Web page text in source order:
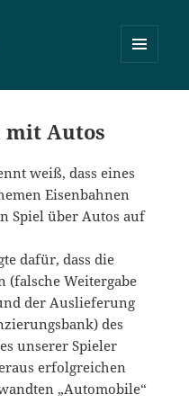
mit Autos
weiß, dass eines
Eisenbahnen
Spiel über Autos auf
dafür, dass die
(falsche Weitergabe
der Auslieferung
des
unserer Spieler
erfolgreichen
„Automobile“